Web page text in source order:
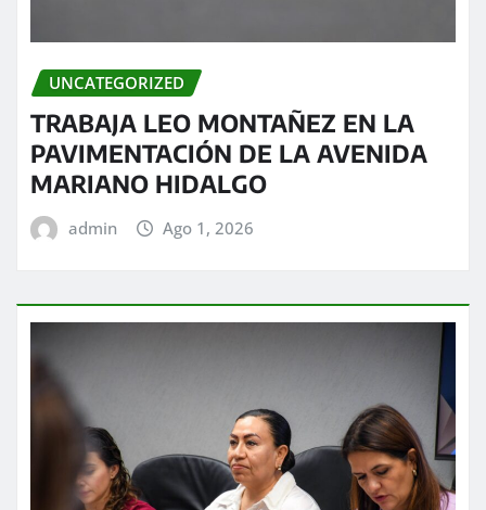
UNCATEGORIZED
TRABAJA LEO MONTAÑEZ EN LA
PAVIMENTACIÓN DE LA AVENIDA
MARIANO HIDALGO
admin Ago 1, 2026